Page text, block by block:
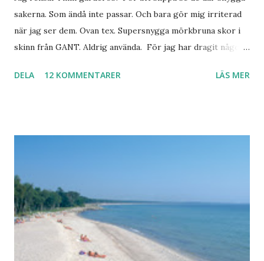
sakerna. Som ändå inte passar. Och bara gör mig irriterad
när jag ser dem. Ovan tex. Supersnygga mörkbruna skor i
skinn från GANT. Aldrig använda. För jag har dragit någon
sköna. Stilrena. Snygga. Jag har sorterat ut klänningar som
Rester med några tjejkompisar. Ska bli underbart. Men det
behöver jag nog inte säga.
DELA 12 KOMMENTARER LÄS MER